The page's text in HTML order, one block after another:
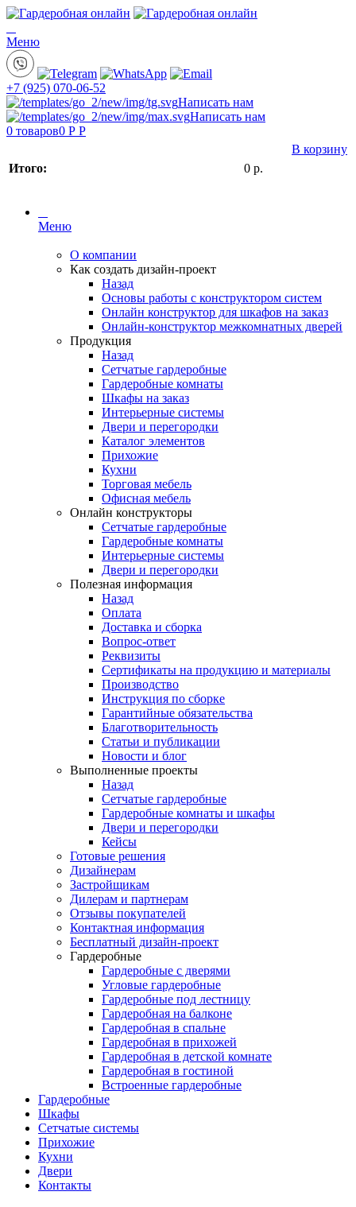
Меню
+7 (925) 070-06-52
Написать нам
Написать нам
0 товаров0 Р Р
В корзину
Итого:
0 р.
Меню
О компании
Как создать дизайн-проект
Назад
Основы работы с конструктором систем
Онлайн конструктор для шкафов на заказ
Онлайн-конструктор межкомнатных дверей
Продукция
Назад
Сетчатые гардеробные
Гардеробные комнаты
Шкафы на заказ
Интерьерные системы
Двери и перегородки
Каталог элементов
Прихожие
Кухни
Торговая мебель
Офисная мебель
Онлайн конструкторы
Сетчатые гардеробные
Гардеробные комнаты
Интерьерные системы
Двери и перегородки
Полезная информация
Назад
Оплата
Доставка и сборка
Вопрос-ответ
Реквизиты
Сертификаты на продукцию и материалы
Производство
Инструкция по сборке
Гарантийные обязательства
Благотворительность
Статьи и публикации
Новости и блог
Выполненные проекты
Назад
Сетчатые гардеробные
Гардеробные комнаты и шкафы
Двери и перегородки
Кейсы
Готовые решения
Дизайнерам
Застройщикам
Дилерам и партнерам
Отзывы покупателей
Контактная информация
Бесплатный дизайн-проект
Гардеробные
Гардеробные с дверями
Угловые гардеробные
Гардеробные под лестницу
Гардеробная на балконе
Гардеробная в спальне
Гардеробная в прихожей
Гардеробная в детской комнате
Гардеробная в гостиной
Встроенные гардеробные
Гардеробные
Шкафы
Сетчатые системы
Прихожие
Кухни
Двери
Контакты